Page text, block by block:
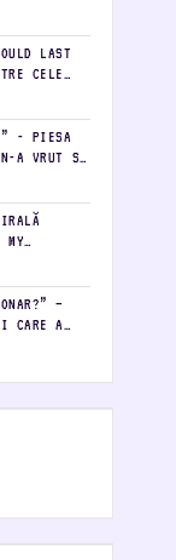
FRUMOASE
LAST
CELE
ALE
- PIESA
N-A VRUT S-
MY
DE LA
–
CARE A
LA